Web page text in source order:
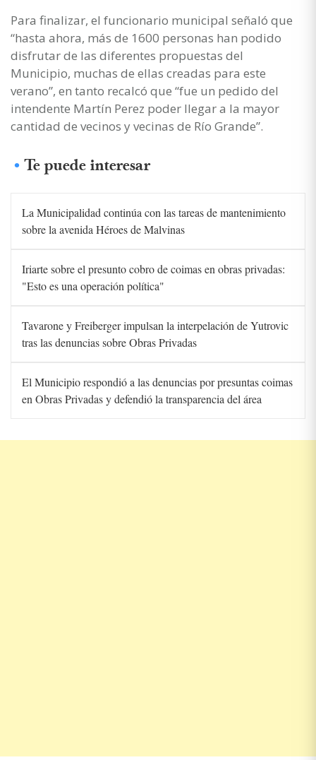
Para finalizar, el funcionario municipal señaló que
“hasta ahora, más de 1600 personas han podido
disfrutar de las diferentes propuestas del
Municipio, muchas de ellas creadas para este
verano”, en tanto recalcó que “fue un pedido del
intendente Martín Perez poder llegar a la mayor
cantidad de vecinos y vecinas de Río Grande”.
Te puede interesar
La Municipalidad continúa con las tareas de mantenimiento
sobre la avenida Héroes de Malvinas
Iriarte sobre el presunto cobro de coimas en obras privadas:
"Esto es una operación política"
Tavarone y Freiberger impulsan la interpelación de Yutrovic
tras las denuncias sobre Obras Privadas
El Municipio respondió a las denuncias por presuntas coimas
en Obras Privadas y defendió la transparencia del área